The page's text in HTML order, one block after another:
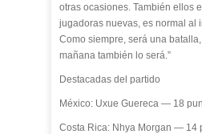
otras ocasiones. También ellos
jugadoras nuevas, es normal al
Como siempre, será una
mañana también lo será.”
Destacadas del partido
México: Uxue Guereca — 18
Costa Rica: Nhya Morgan — 14